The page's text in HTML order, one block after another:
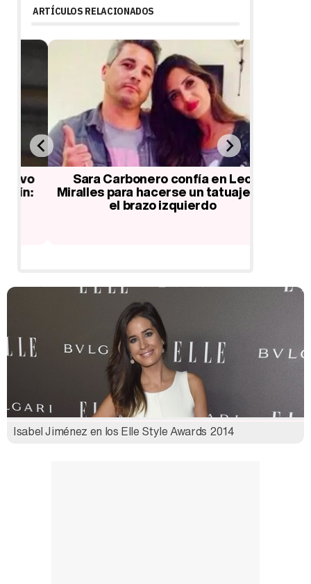
ARTÍCULOS RELACIONADOS
Sara Carbonero confía en Leo
Miralles para hacerse un tatuaje en
el brazo izquierdo
Isabel Jiménez en los Elle Style Awards 2014